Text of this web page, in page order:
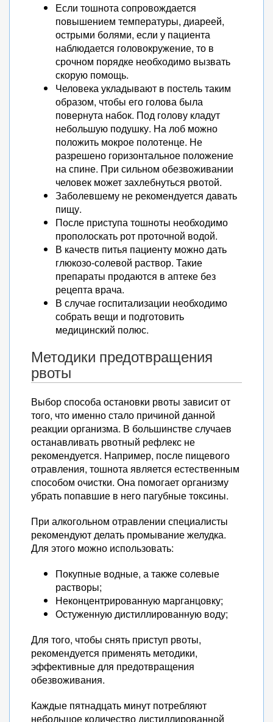
Если тошнота сопровождается
повышением температуры, диареей,
острыми болями, если у пациента
наблюдается головокружение, то в
срочном порядке необходимо вызвать
скорую помощь.
Человека укладывают в постель таким
образом, чтобы его голова была
повернута набок. Под голову кладут
небольшую подушку. На лоб можно
положить мокрое полотенце. Не
разрешено горизонтальное положение
на спине. При сильном обезвоживании
человек может захлебнуться рвотой.
Заболевшему не рекомендуется давать
пищу.
После приступа тошноты необходимо
прополоскать рот проточной водой.
В качеств питья пациенту можно дать
глюкозо-солевой раствор. Такие
препараты продаются в аптеке без
рецепта врача.
В случае госпитализации необходимо
собрать вещи и подготовить
медицинский полюс.
Методики предотвращения
рвоты
Выбор способа остановки рвоты зависит от
того, что именно стало причиной данной
реакции организма. В большинстве случаев
останавливать рвотный рефлекс не
рекомендуется. Например, после пищевого
отравления, тошнота является естественным
способом очистки. Она помогает организму
убрать попавшие в него пагубные токсины.
При алкогольном отравлении специалисты
рекомендуют делать промывание желудка.
Для этого можно использовать:
Покупные водные, а также солевые
растворы;
Неконцентрированную марганцовку;
Остуженную дистиллированную воду;
Для того, чтобы снять приступ рвоты,
рекомендуется применять методики,
эффективные для предотвращения
обезвоживания.
Каждые пятнадцать минут потребляют
небольшое количество дистиллированной